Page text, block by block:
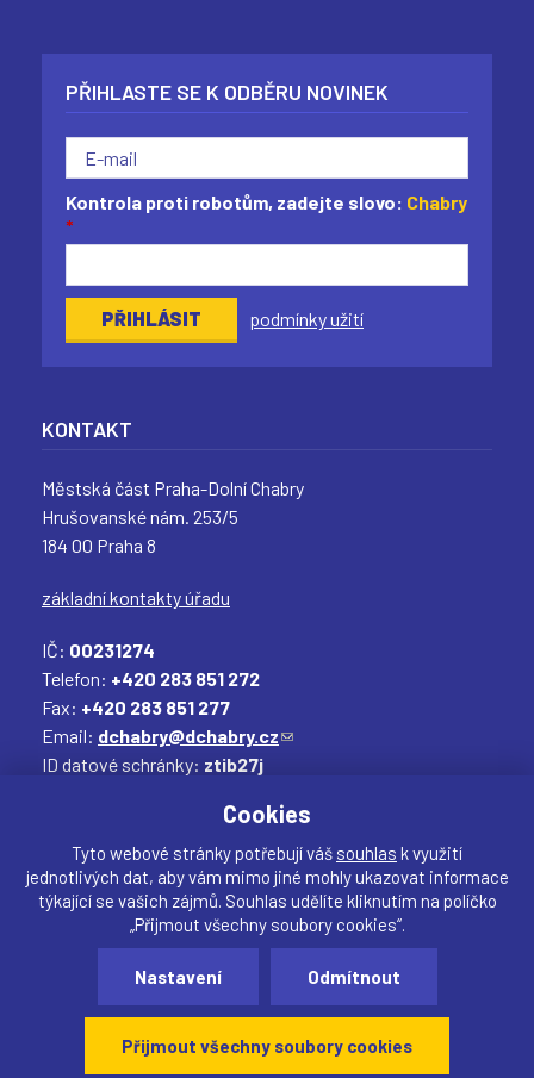
PŘIHLASTE SE K ODBĚRU NOVINEK
Kontrola proti robotům, zadejte slovo: Chabry
*
podmínky užití
KONTAKT
Městská část Praha-Dolní Chabry
Hrušovanské nám. 253/5
184 00 Praha 8
základní kontakty úřadu
IČ: 00231274
Telefon: +420 283 851 272
Fax: +420 283 851 277
Email: dchabry@dchabry.cz(
k
a
z
o
d
l
e
ID datové schránky: ztib27j
d
k
a
e
Sdílet
Vytvořil:
drualas.cz
Webdesigner:našli jste chybu? Máte náměty, či
připomínky?
Cookies
Tyto webové stránky potřebují váš souhlas k využití
jednotlivých dat, aby vám mimo jiné mohly ukazovat informace
týkající se vašich zájmů. Souhlas udělíte kliknutím na políčko
„Přijmout všechny soubory cookies“.
Nastavení Odmítnout
Přijmout všechny soubory cookies